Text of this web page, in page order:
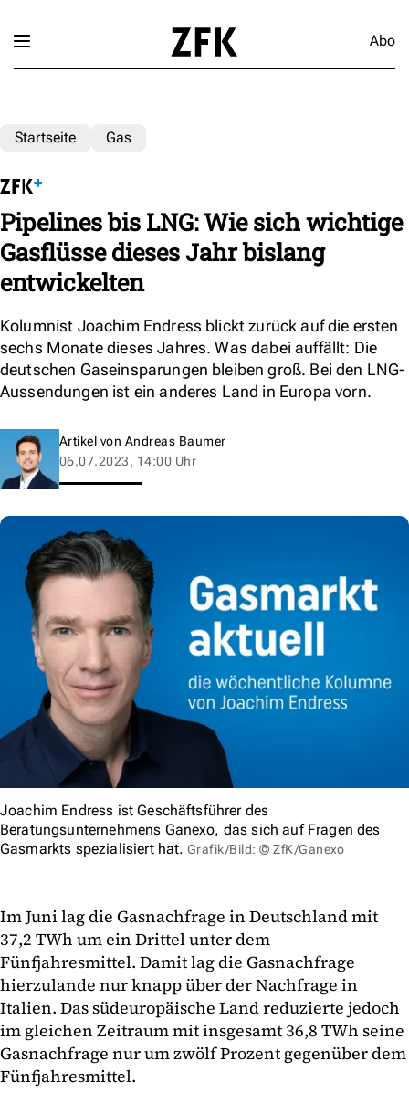
Abo
Startseite Gas
Pipelines bis LNG: Wie sich wichtige
Gasflüsse dieses Jahr bislang
entwickelten
Kolumnist Joachim Endress blickt zurück auf die ersten
sechs Monate dieses Jahres. Was dabei auffällt: Die
deutschen Gaseinsparungen bleiben groß. Bei den LNG-
Aussendungen ist ein anderes Land in Europa vorn.
Artikel von Andreas Baumer
06.07.2023, 14:00 Uhr
Joachim Endress ist Geschäftsführer des
Beratungsunternehmens Ganexo, das sich auf Fragen des
Gasmarkts spezialisiert hat. Grafik/Bild: © ZfK/Ganexo
Im Juni lag die Gasnachfrage in Deutschland mit
37,2 TWh um ein Drittel unter dem
Fünfjahresmittel. Damit lag die Gasnachfrage
hierzulande nur knapp über der Nachfrage in
Italien. Das südeuropäische Land reduzierte jedoch
im gleichen Zeitraum mit insgesamt 36,8 TWh seine
Gasnachfrage nur um zwölf Prozent gegenüber dem
Fünfjahresmittel.